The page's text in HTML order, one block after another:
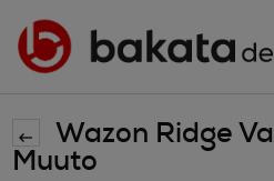
Wazon Ridge
Muuto